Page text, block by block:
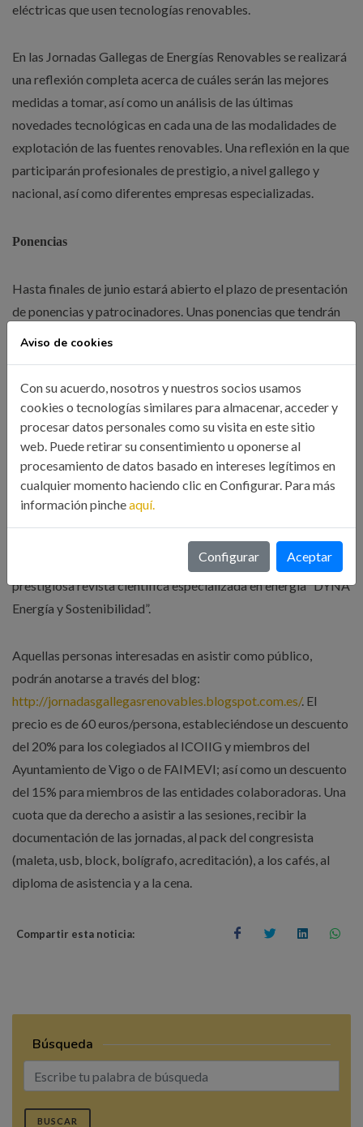
eléctricas que usen tecnologías renovables.
En las Jornadas Gallegas de Energías Renovables se realizará
una reflexión completa acerca de cuáles serán las mejores
medidas a tomar, así como un análisis de las últimas
novedades tecnológicas en cada una de las modalidades de
explotación de las fuentes renovables. Una reflexión en la que
participarán profesionales de prestigio, a nivel gallego y
nacional, así como diferentes empresas especializadas.
Ponencias
Hasta finales de junio estará abierto el plazo de presentación
de ponencias y patrocinadores. Unas ponencias que tendrán
pretende así divulgar temas de actualidad en cuestiones de
energías renovables realizadas por y para profesionales del
sector.
El Comité Organizador valorará las comunicaciones de los
particulares atendiendo a criterios de innovación, contenido
técnico, incidencia o relevancia en el sector de las energías
renovables. Las mejores ponencias serán publicadas en la
prestigiosa revista científica especializada en energía “DYNA
Energía y Sostenibilidad”.
Aquellas personas interesadas en asistir como público,
podrán anotarse a través del blog:
http://jornadasgallegasrenovables.blogspot.com.es/. El
precio es de 60 euros/persona, estableciéndose un descuento
del 20% para los colegiados al ICOIIG y miembros del
Ayuntamiento de Vigo o de FAIMEVI; así como un descuento
del 15% para miembros de las entidades colaboradoras. Una
cuota que da derecho a asistir a las sesiones, recibir la
documentación de las jornadas, al pack del congresista
(maleta, usb, block, bolígrafo, acreditación), a los cafés, al
diploma de asistencia y a la cena.
Compartir esta noticia:
Búsqueda
BUSCAR
Aviso de cookies
Con su acuerdo, nosotros y nuestros socios usamos
cookies o tecnologías similares para almacenar, acceder y
procesar datos personales como su visita en este sitio
web. Puede retirar su consentimiento u oponerse al
procesamiento de datos basado en intereses legítimos en
cualquier momento haciendo clic en Configurar. Para más
información pincheaquí.
Configurar Aceptar